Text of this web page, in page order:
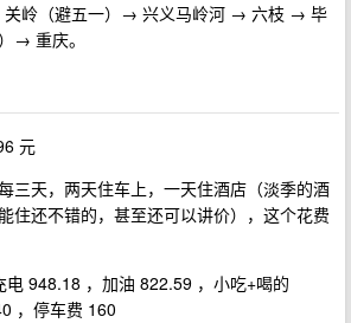
岭（避五一）→ 兴义马岭河 → 六枝 → 毕
→ 重庆。
元
三天，两天住车上，一天住酒店（淡季的酒
住还不错的，甚至还可以讲价），这个花费
948.18 ，加油 822.59 ，小吃+喝的
，停车费 160